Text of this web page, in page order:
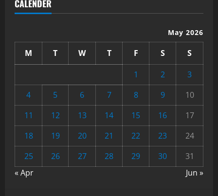
CALENDER
May 2026
M T W T F S
S
1
2
3
4
5 6 7 8 9
10
11
12 13 14 15 16
17
18
19 20 21 22 23
24
25
26 27 28 29 30
31
« Apr
Jun »